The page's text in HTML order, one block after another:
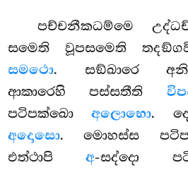
පච්චනීකධම්මෙ
සමෙති වූපසමෙති
සමථො. සඞ්ඛාරෙ
ආකාරෙහි පස්සතීති
පටිපක්ඛොඅලොභො.
අදොසො. මොහස්ස
එත්ථාපිඅ-සද්දො